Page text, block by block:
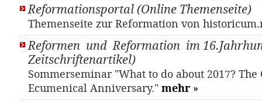
Reformationsportal (Online Themenseite)
Themenseite zur Reformation von
Reformen und Reformation im
Zeitschriftenartikel)
Sommerseminar "What to do about 2017?
Ecumenical Anniversary." mehr »